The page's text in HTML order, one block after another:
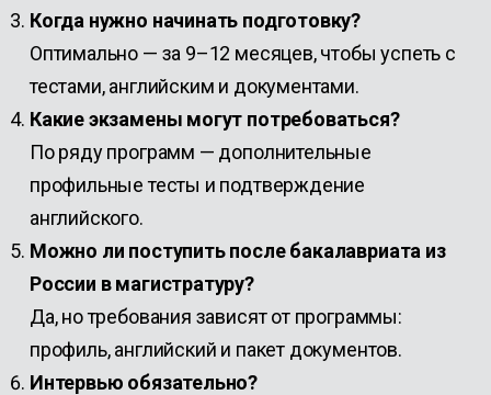
Когда нужно начинать подготовку?
Оптимально — за 9–12 месяцев, чтобы успеть с
тестами, английским и документами.
Какие экзамены могут потребоваться?
По ряду программ — дополнительные
профильные тесты и подтверждение
английского.
Можно ли поступить после бакалавриата из
России в магистратуру?
Да, но требования зависят от программы:
профиль, английский и пакет документов.
Интервью обязательно?